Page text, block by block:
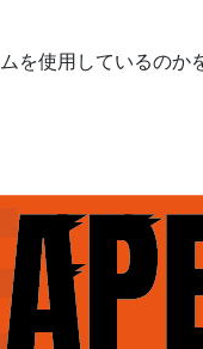
を使用しているのか